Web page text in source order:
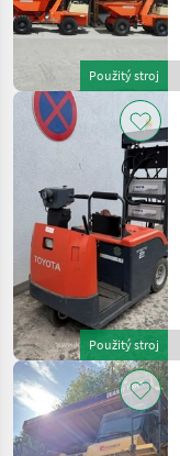
Použitý stroj
Použitý stroj